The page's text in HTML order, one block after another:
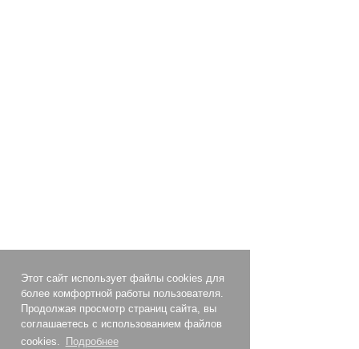
Этот сайт использует файлы cookies для
более комфортной работы пользователя.
Продолжая просмотр страниц сайта, вы
соглашаетесь с использованием файлов
cookies.
Подробнее